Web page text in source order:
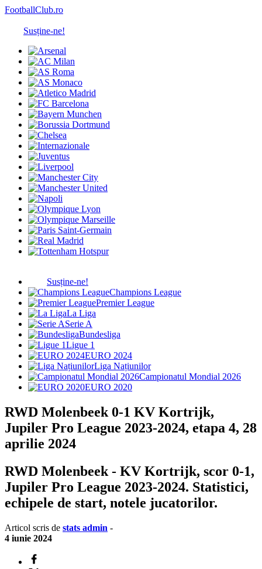
FootballClub.ro
Susține-ne!
Susține-ne!
Champions League
Premier League
La Liga
Serie A
Bundesliga
Ligue 1
EURO 2024
Liga Națiunilor
Campionatul Mondial 2026
EURO 2020
RWD Molenbeek 0-1 KV Kortrijk,
Jupiler Pro League 2023-2024, etapa 4, 28
aprilie 2024
RWD Molenbeek - KV Kortrijk, scor 0-1,
Jupiler Pro League 2023-2024. Statistici,
echipele de start, notele jucatorilor.
Articol scris de stats admin -
4 iunie 2024